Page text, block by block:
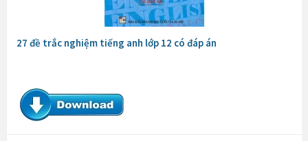
27 đề trắc nghiệm tiếng anh lớp 12 có đáp án